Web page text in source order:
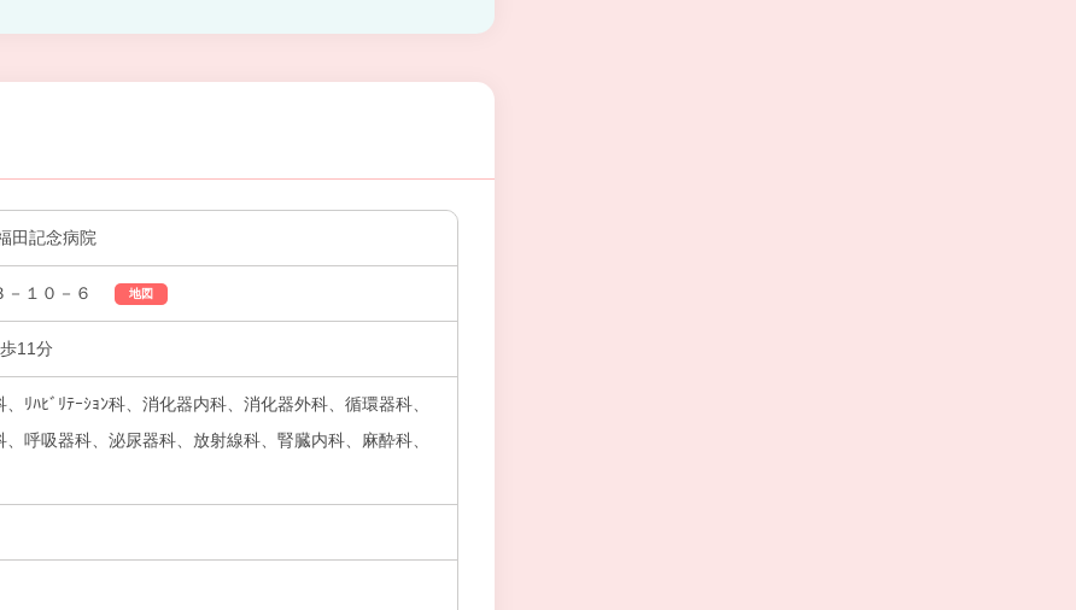
田記念病院
－１０－６ 地図
11分
ﾘﾊﾋﾞﾘﾃｰｼｮﾝ科、消化器内科、消化器外科、循環器科、
呼吸器科、泌尿器科、放射線科、腎臓内科、麻酔科、